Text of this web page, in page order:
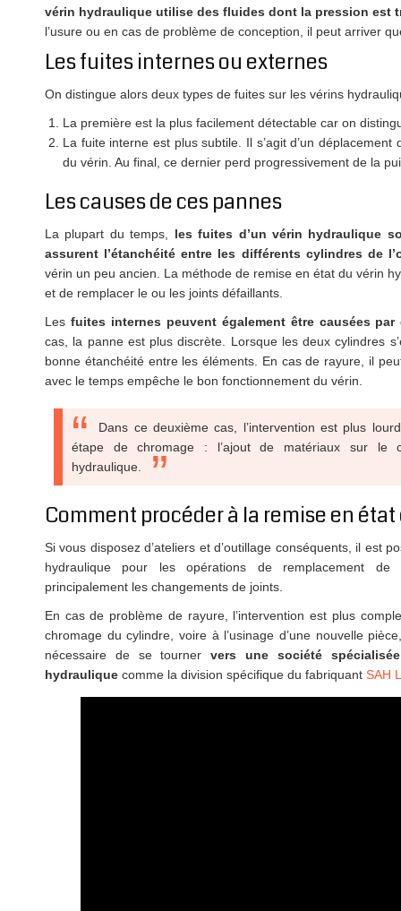
vérin hydraulique utilise des fluides dont la pression est
l’usure ou en cas de problème de conception, il peut arriver
Les fuites internes ou externes
On distingue alors deux types de fuites sur les vérins
La première est la plus facilement détectable car on
La fuite interne est plus subtile. Il s’agit d’un
du vérin. Au final, ce dernier perd progressivement de la
Les causes de ces pannes
La plupart du temps,
les fuites d’un vérin hydraulique
assurent l’étanchéité entre les différents cylindres de
vérin un peu ancien. La méthode de remise en état du vérin
et de remplacer le ou les joints défaillants.
Les fuites internes peuvent également être causées
cas, la panne est plus discrète. Lorsque les deux cylindres
bonne étanchéité entre les éléments. En cas de rayure, il
avec le temps empêche le bon fonctionnement du vérin.
Dans ce deuxième cas, l’intervention est plus
étape de chromage : l’ajout de matériaux sur le
hydraulique.
Comment procéder à la remise en
Si vous disposez d’ateliers et d’outillage conséquents, il est
hydraulique pour les opérations de remplacement
principalement les changements de joints.
En cas de problème de rayure, l’intervention est plus
chromage du cylindre, voire à l’usinage d’une nouvelle
nécessaire de se tournervers une société
hydraulique comme la division spécifique du fabriquant SAH